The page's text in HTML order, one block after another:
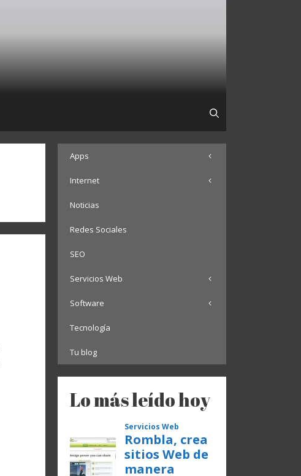
Apps
Internet
Noticias
Redes Sociales
SEO
Servicios Web
Software
Tecnología
Tu blog
Lo más leído hoy